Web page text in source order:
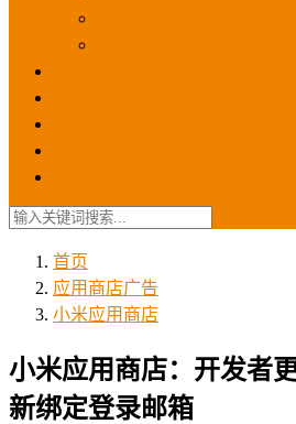
首页
应用商店广告
小米应用商店
小米应用商店：开发者
新绑定登录邮箱